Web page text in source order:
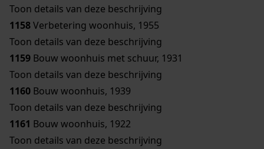
Toon details van deze beschrijving
1158Verbetering woonhuis, 1955
Toon details van deze beschrijving
1159 Bouw woonhuis met schuur, 1931
Toon details van deze beschrijving
1160 Bouw woonhuis, 1939
Toon details van deze beschrijving
1161 Bouw woonhuis, 1922
Toon details van deze beschrijving